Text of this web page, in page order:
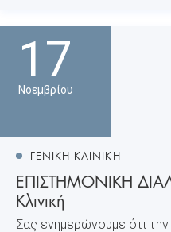
17
Νοεμβρίου
ΓΕΝΙΚΗ ΚΛΙΝΙΚΗ
ΕΠΙΣΤΗΜΟΝΙΚΗ
Κλινική
Σας ενημερώνουμε ότι